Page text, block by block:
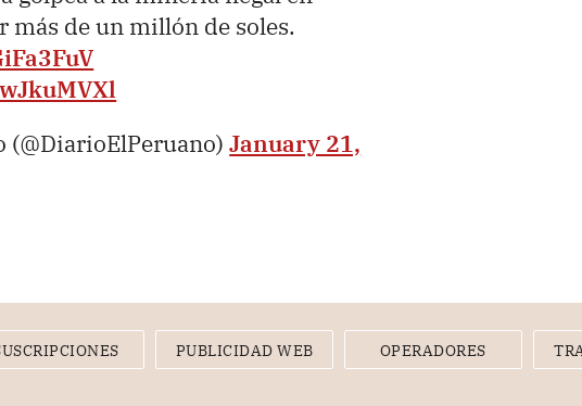
más de un millón de soles.
(@DiarioElPeruano)January 21,
PUBLICIDAD WEB OPERADORES